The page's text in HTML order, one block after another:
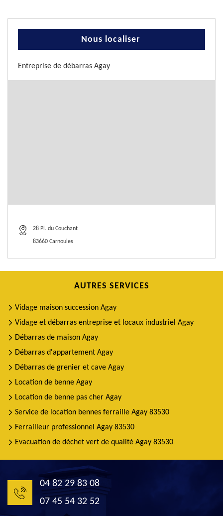
Nous localiser
Entreprise de débarras Agay
28 Pl. du Couchant
83660 Carnoules
AUTRES SERVICES
Vidage maison succession Agay
Vidage et débarras entreprise et locaux industriel Agay
Débarras de maison Agay
Débarras d'appartement Agay
Débarras de grenier et cave Agay
Location de benne Agay
Location de benne pas cher Agay
Service de location bennes ferraille Agay 83530
Ferrailleur professionnel Agay 83530
Evacuation de déchet vert de qualité Agay 83530
04 82 29 83 08
07 45 54 32 52